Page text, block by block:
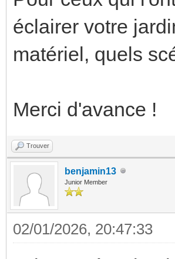
éclairer votre
matériel, quels
Merci d'avance !
Trouver
benjamin13
Junior Member
02/01/2026, 20:47:33